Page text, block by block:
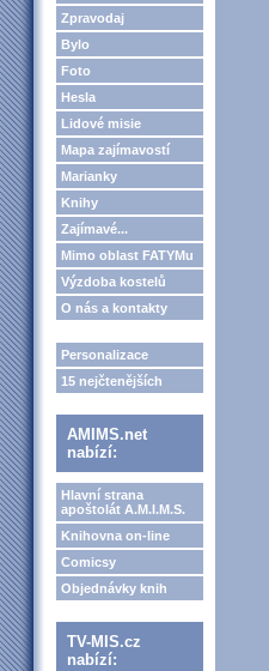
Zpravodaj
Bylo
Foto
Hesla
Lidové misie
Mapa zajímavostí
Marianky
Knihy
Zajímavé...
Mimo oblast FATYMu
Výzdoba kostelů
O nás a kontakty
Personalizace
15 nejčtenějších
AMIMS.net
nabízí:
Hlavní strana
apoštolát A.M.I.M.S.
Knihovna on-line
Comicsy
Objednávky knih
TV-MIS.cz
nabízí: